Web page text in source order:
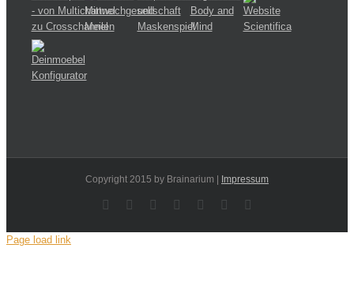
Copyright 2015 by Brainarium | Impressum
Facebook YouTubeInstagramPinterest
Page load link